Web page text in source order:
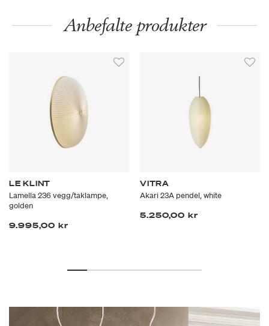
Anbefalte produkter
LE KLINT
Lamella 236 vegg/taklampe,
golden
9.995,00 kr
VITRA
Akari 23A pendel, white
5.250,00 kr